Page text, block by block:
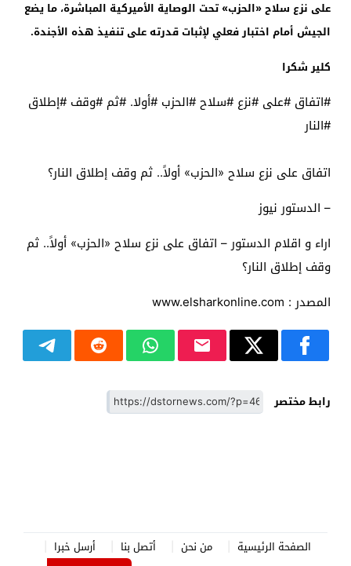
على نزع سلاح «الحزب» تحت الوصاية الأميركية المباشرة، ما يضع
الجيش أمام اختبار فعلي لإثبات قدرته على تنفيذ هذه الأجندة.
كلير شكرا
#اتفاق #على #نزع #سلاح #الحزب #أولا. #ثم #وقف #إطلاق
#النار
اتفاق على نزع سلاح «الحزب» أولاً.. ثم وقف إطلاق النار؟
– الدستور نيوز
اراء و اقلام الدستور – اتفاق على نزع سلاح «الحزب» أولاً.. ثم
وقف إطلاق النار؟
المصدر : www.elsharkonline.com
رابط مختصر
الصفحة الرئيسية من نحن أتصل بنا
أرسل خبرا